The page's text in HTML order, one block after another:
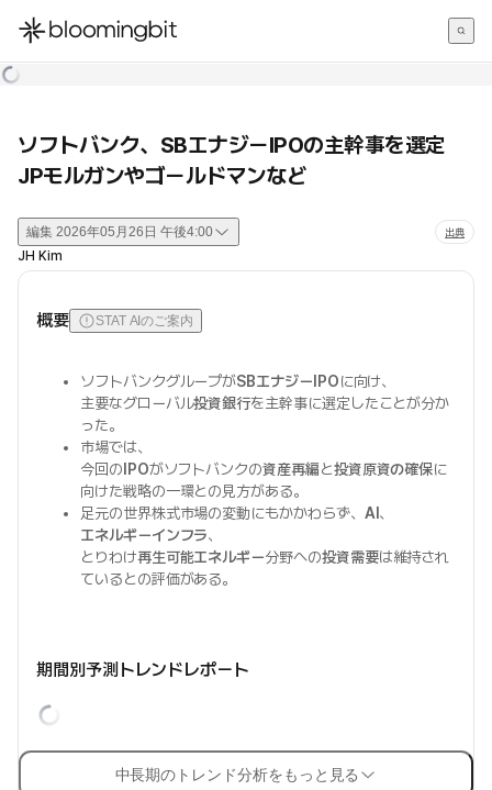
한국어
ソフトバンク、SBエナジーIPOの主幹事を選定
JPモルガンやゴールドマンなど
編集 2026年05月26日 午後4:00 出典
JH Kim
概要 STAT AIのご案内
ソフトバンクグループがSBエナジーIPOに向け、
主要なグローバル投資銀行を主幹事に選定したことが分か
った。
市場では、
今回の IPOがソフトバンクの資産再編と投資原資の確保に
向けた戦略の一環との見方がある。
足元の世界株式市場の変動にもかかわらず、 AI 、
エネルギーインフラ、
とりわけ再生可能エネルギー分野への投資需要は維持され
ているとの評価がある。
期間別予測トレンドレポート
中長期のトレンド分析をもっと見る